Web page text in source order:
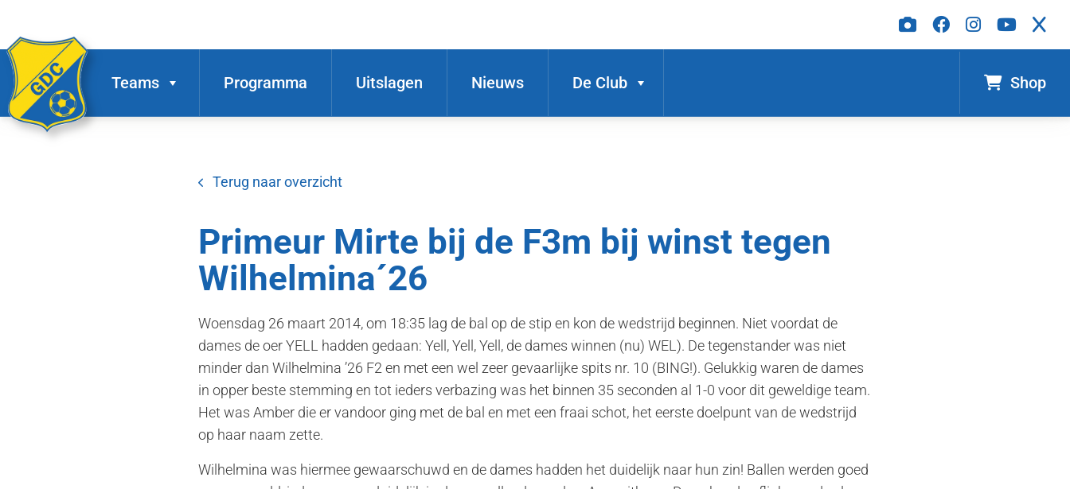
Teams Programma Uitslagen Nieuws De Club Shop
Terug naar overzicht
Primeur Mirte bij de F3m bij winst tegen
Wilhelmina´26
Woensdag 26 maart 2014, om 18:35 lag de bal op de stip en kon de wedstrijd beginnen. Niet voordat de
dames de oer YELL hadden gedaan: Yell, Yell, Yell, de dames winnen (nu) WEL). De tegenstander was niet
minder dan Wilhelmina ’26 F2 en met een wel zeer gevaarlijke spits nr. 10 (BING!). Gelukkig waren de dames
in opper beste stemming en tot ieders verbazing was het binnen 35 seconden al 1-0 voor dit geweldige team.
Het was Amber die er vandoor ging met de bal en met een fraai schot, het eerste doelpunt van de wedstrijd
op haar naam zette.
Wilhelmina was hiermee gewaarschuwd en de dames hadden het duidelijk naar hun zin! Ballen werden goed